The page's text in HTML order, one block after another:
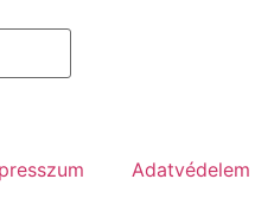
Adatvédelem